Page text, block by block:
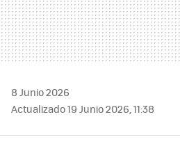
8 Junio 2026
Actualizado 19 Junio 2026, 11:38